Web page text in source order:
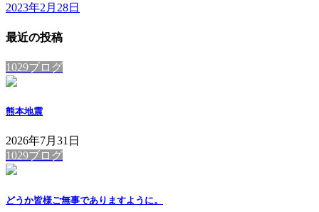
2023年2月28日
最近の投稿
1029ブログ
熊本地震
2026年7月31日
1029ブログ
どうか皆様ご無事でありますように。